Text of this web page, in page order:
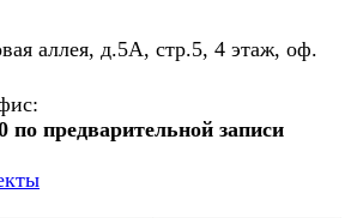
аллея, д.5А, стр.5, 4 этаж, оф.
по предварительной записи